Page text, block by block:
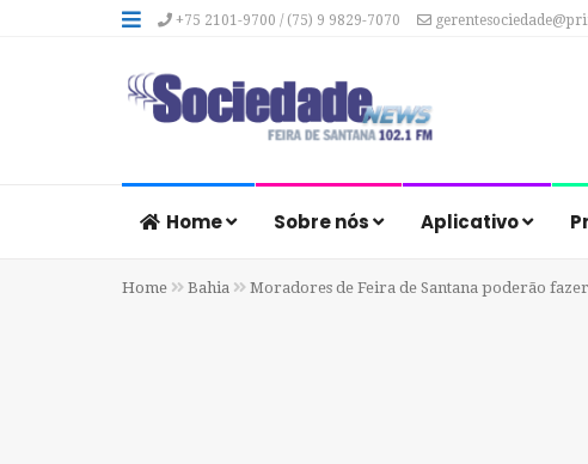
+75 2101-9700 / (75) 9 9829-7070
Home Sobre nós Aplicativo
Home Bahia Moradores de Feira de Santana poderão